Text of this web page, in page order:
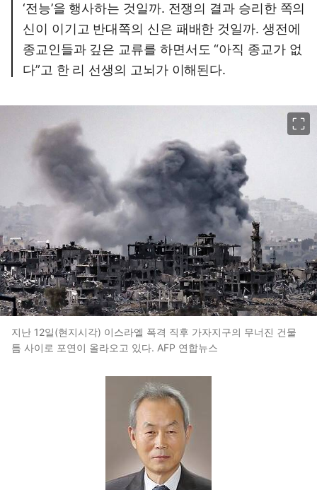
‘전능’을 행사하는 것일까. 전쟁의 결과 승리한 쪽의
신이 이기고 반대쪽의 신은 패배한 것일까. 생전에
종교인들과 깊은 교류를 하면서도 “아직 종교가 없
다”고 한 리 선생의 고뇌가 이해된다.
지난 12일(현지시각) 이스라엘 폭격 직후 가자지구의 무너진 건물
틈 사이로 포연이 올라오고 있다. AFP 연합뉴스